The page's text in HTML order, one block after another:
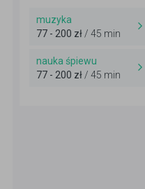
muzyka
77 - 200 zł / 45 min
nauka śpiewu
77 - 200 zł / 45 min